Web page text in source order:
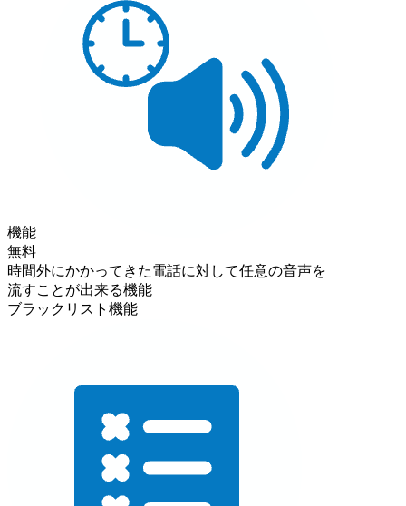
機能
無料
時間外にかかってきた電話に対して任意の音声を
流すことが出来る機能
ブラックリスト機能